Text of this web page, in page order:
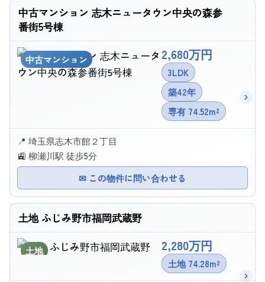
中古マンション 志木ニュータウン中央の森参
番街5号棟
中古マンション 2,680万円
3LDK
築42年
専有 74.52m²
📍 埼玉県志木市館２丁目
🚉 柳瀬川駅 徒歩5分
✉ この物件に問い合わせる
土地 ふじみ野市福岡武蔵野
土地 2,280万円
土地 74.28m²